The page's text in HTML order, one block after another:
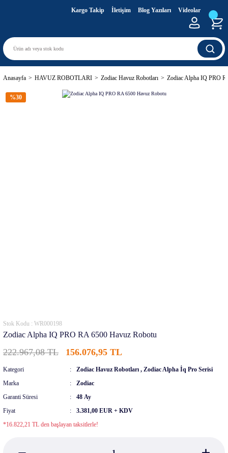
Kargo Takip İletişim Blog Yazıları Videolar
Anasayfa HAVUZ ROBOTLARI Zodiac Havuz Robotları Zodiac Alpha IQ PRO
%30
Stok Kodu : WR000198
Zodiac Alpha IQ PRO RA 6500 Havuz Robotu
222.967,08 TL 156.076,95 TL
Kategori Zodiac Havuz Robotları , Zodiac Alpha İq Pro Serisi
Marka
Zodiac
Garanti Süresi
48 Ay
Fiyat
3.381,00 EUR + KDV
*16.822,21 TL den başlayan taksitlerle!